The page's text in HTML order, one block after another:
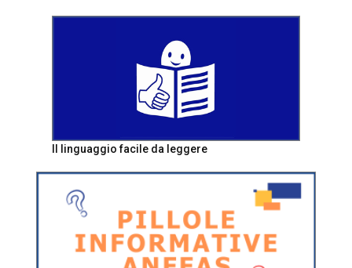
Il linguaggio facile da leggere